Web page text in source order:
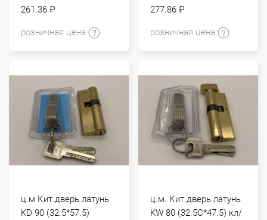
261.36 ₽
розничная цена
277.86 ₽
розничная цена
ц.м Кит.дверь латунь
KD 90 (32.5*57.5)
ц.м. Кит.дверь латунь
KW 80 (32.5С*47.5) кл/